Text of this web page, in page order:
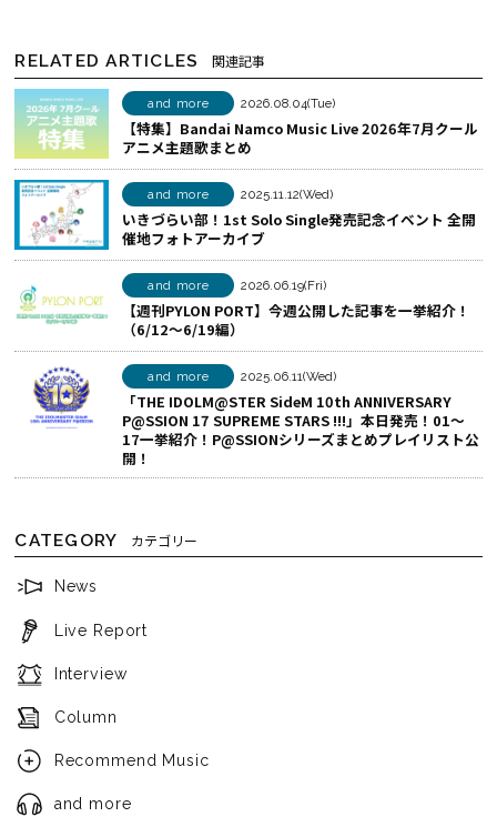
ア
る
b
o
k
で
シ
ェ
ア
す
る
シ
ェ
る
RELATED ARTICLES 関連記事
and more 2026.08.04(Tue)
【特集】Bandai Namco Music Live 2026年7月クール
アニメ主題歌まとめ
and more 2025.11.12(Wed)
いきづらい部！1st Solo Single発売記念イベント 全開
催地フォトアーカイブ
and more 2026.06.19(Fri)
【週刊PYLON PORT】今週公開した記事を一挙紹介！
（6/12～6/19編）
and more 2025.06.11(Wed)
「THE IDOLM@STER SideM 10th ANNIVERSARY
P@SSION 17 SUPREME STARS !!!」本日発売！01～
17一挙紹介！P@SSIONシリーズまとめプレイリスト公
開！
CATEGORY カテゴリー
News
Live Report
Interview
Column
Recommend Music
and more